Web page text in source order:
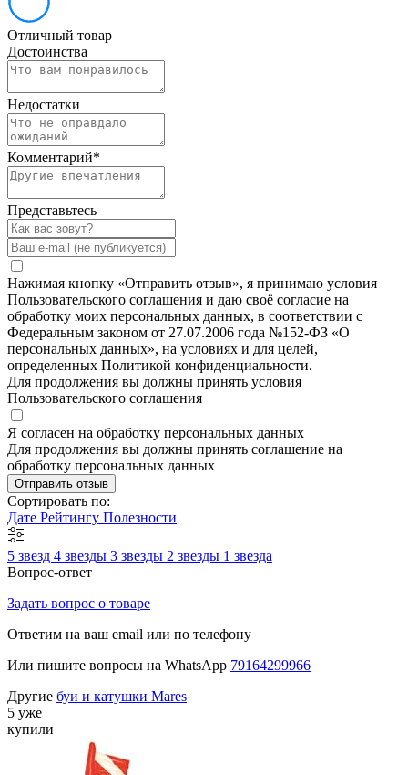
Отличный товар
Достоинства
Недостатки
Комментарий*
Представьтесь
Нажимая кнопку «Отправить отзыв», я принимаю условия
Пользовательского соглашения и даю своё согласие на
обработку моих персональных данных, в соответствии с
Федеральным законом от 27.07.2006 года №152-ФЗ «О
персональных данных», на условиях и для целей,
определенных Политикой конфиденциальности.
Для продолжения вы должны принять условия
Пользовательского соглашения
Я согласен на обработку персональных данных
Для продолжения вы должны принять соглашение на
обработку персональных данных
Отправить отзыв
Сортировать по:
Дате Рейтингу Полезности
5 звезд 4 звезды 3 звезды 2 звезды 1 звезда
Вопрос-ответ
Задать вопрос о товаре
Ответим на ваш email или по телефону
Или пишите вопросы на WhatsApp 79164299966
Другие буи и катушки Mares
5 уже
купили